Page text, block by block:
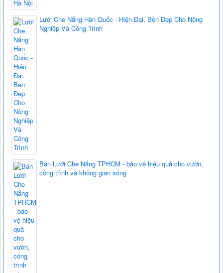
Lưới Che Nắng Hàn Quốc - Hiện Đại, Bền Đẹp Cho Nông
Nghiệp Và Công Trình
Bán Lưới Che Nắng TPHCM - bảo vệ hiệu quả cho vườn,
công trình và không gian sống